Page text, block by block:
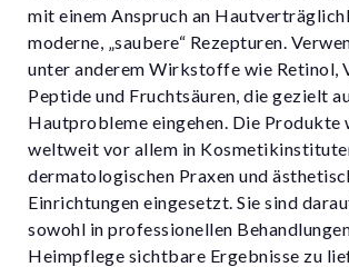
mit einem Anspruch an
moderne, „saubere“ Rezepturen.
unter anderem Wirkstoffe wie Retinol,
Peptide und Fruchtsäuren, die gezielt
Hautprobleme eingehen. Die Produkte
weltweit vor allem in
dermatologischen Praxen und
Einrichtungen eingesetzt. Sie sind
sowohl in professionellen
Heimpflege sichtbare Ergebnisse zu